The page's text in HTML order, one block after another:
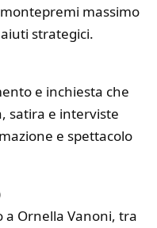
massimo
strategici.
e inchiesta che
satira e interviste
e spettacolo
a Ornella Vanoni, tra